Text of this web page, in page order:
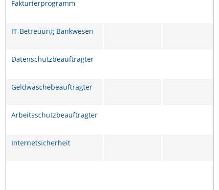
Fakturierprogramm
IT-Betreuung Bankwesen
Datenschutzbeauftragter
Geldwäschebeauftragter
Arbeitsschutzbeauftragter
Internetsicherheit